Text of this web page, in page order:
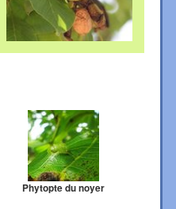
Phytopte du noyer